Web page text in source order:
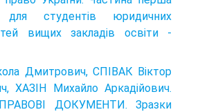
для студентів юридичних
вищих закладів освіти -
Дмитрович, СПІВАК Віктор
ХАЗІН Михайло Аркадійович.
ДОКУМЕНТИ. Зразки